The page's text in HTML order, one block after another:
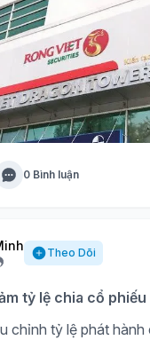
0 Bình luận
Theo Dõi
tỷ lệ chia cổ phiếu
chỉnh tỷ lệ phát hành